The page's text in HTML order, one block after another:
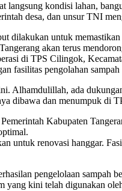
langsung kondisi lahan,
desa, dan unsur TNI
dilakukan untuk
akan terus
di TPS Cilingok,
fasilitas pengolahan
Alhamdulillah, ada
dibawa dan menumpuk di
Kabupaten
untuk renovasi hanggar.
pengelolaan sampah
yang kini telah digunakan